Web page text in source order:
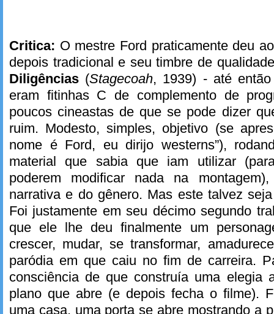
Critica: O mestre Ford praticamente deu
depois tradicional e seu timbre de
Diligências (Stagecoah, 1939) - até
eram fitinhas C de complemento de
poucos cineastas de que se pode dizer
ruim. Modesto, simples, objetivo (se
nome é Ford, eu dirijo westerns”),
material que sabia que iam utilizar
poderem modificar nada na
narrativa e do gênero. Mas este talvez
Foi justamente em seu décimo segundo
que ele lhe deu finalmente um
crescer, mudar, se transformar,
paródia em que caiu no fim de carreira.
consciência de que construía uma elegia
plano que abre (e depois fecha o filme).
uma casa, uma porta se abre mostrando a